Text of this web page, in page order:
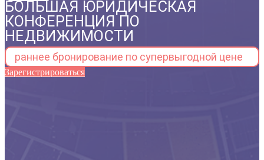
БОЛЬШАЯ ЮРИДИЧЕСКАЯ
КОНФЕРЕНЦИЯ ПО
НЕДВИЖИМОСТИ
раннее бронирование по супервыгодной цене
Зарегистрироваться